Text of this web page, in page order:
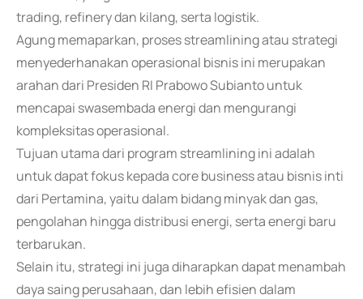
trading, refinery dan kilang, serta logistik.
Agung memaparkan, proses streamlining atau strategi
menyederhanakan operasional bisnis ini merupakan
arahan dari Presiden RI Prabowo Subianto untuk
mencapai swasembada energi dan mengurangi
kompleksitas operasional.
Tujuan utama dari program streamlining ini adalah
untuk dapat fokus kepada core business atau bisnis inti
dari Pertamina, yaitu dalam bidang minyak dan gas,
pengolahan hingga distribusi energi, serta energi baru
terbarukan.
Selain itu, strategi ini juga diharapkan dapat menambah
daya saing perusahaan, dan lebih efisien dalam